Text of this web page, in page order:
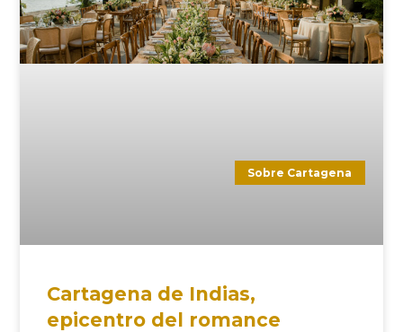
Sobre Cartagena
Cartagena de Indias,
epicentro del romance